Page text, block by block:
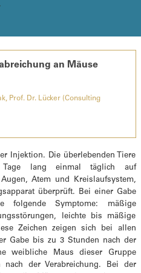
an Mäuse
Prof. Dr. Lücker (Consulting
Injektion. Die überlebenden Tiere
Tage lang einmal täglich auf
Atem und Kreislaufsystem,
überprüft. Bei einer Gabe
Symptome: mäßige
leichte bis mäßige
Zeichen zeigen sich bei allen
Gabe bis zu 3 Stunden nach der
weibliche Maus dieser Gruppe
der Verabreichung. Bei der